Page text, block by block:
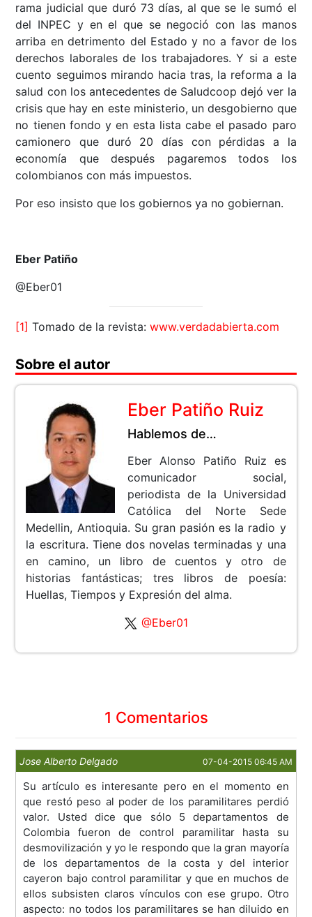
rama judicial que duró 73 días, al que se le sumó el
del INPEC y en el que se negoció con las manos
arriba en detrimento del Estado y no a favor de los
derechos laborales de los trabajadores. Y si a este
cuento seguimos mirando hacia tras, la reforma a la
salud con los antecedentes de Saludcoop dejó ver la
crisis que hay en este ministerio, un desgobierno que
no tienen fondo y en esta lista cabe el pasado paro
camionero que duró 20 días con pérdidas a la
economía que después pagaremos todos los
colombianos con más impuestos.
Por eso insisto que los gobiernos ya no gobiernan.
Eber Patiño
@Eber01
[1] Tomado de la revista:www.verdadabierta.com
Sobre el autor
Eber Patiño Ruiz
Hablemos de…
Eber Alonso Patiño Ruiz es
comunicador social,
periodista de la Universidad
Católica del Norte Sede
Medellin, Antioquia. Su gran pasión es la radio y
la escritura. Tiene dos novelas terminadas y una
en camino, un libro de cuentos y otro de
historias fantásticas; tres libros de poesía:
Huellas, Tiempos y Expresión del alma.
@Eber01
1 Comentarios
Jose Alberto Delgado 07-04-2015 06:45 AM
Su artículo es interesante pero en el momento en
que restó peso al poder de los paramilitares perdió
valor. Usted dice que sólo 5 departamentos de
Colombia fueron de control paramilitar hasta su
desmovilización y yo le respondo que la gran mayoría
de los departamentos de la costa y del interior
cayeron bajo control paramilitar y que en muchos de
ellos subsisten claros vínculos con ese grupo. Otro
aspecto: no todos los paramilitares se han diluido en